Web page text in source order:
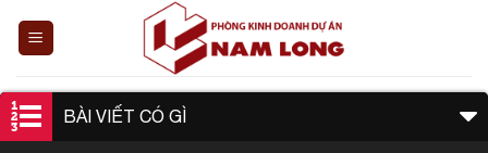
BÀI VIẾT CÓ GÌ